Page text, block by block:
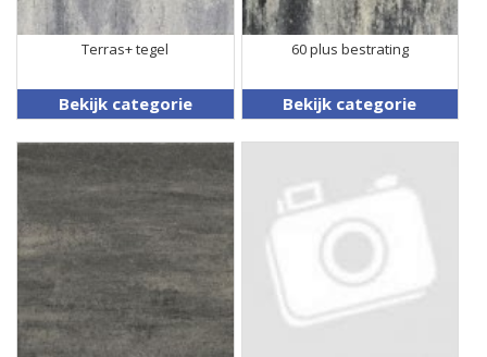
Terras+ tegel
Bekijk categorie
60 plus bestrating
Bekijk categorie